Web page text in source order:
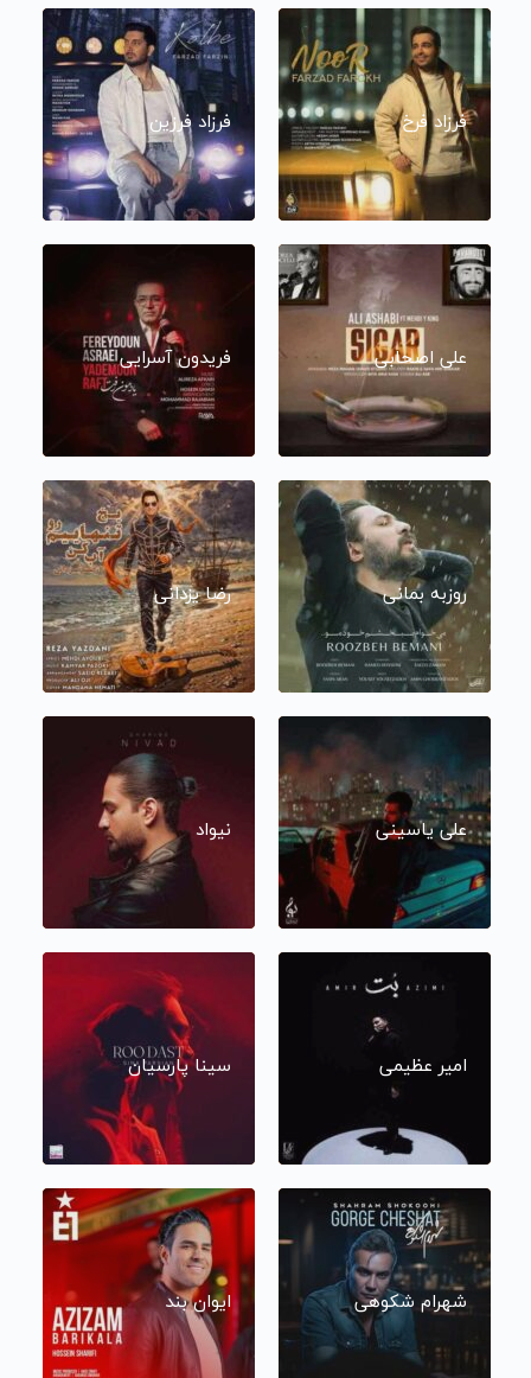
فرزاد فرخ فرزاد فرزین
علی اصحابی فریدون آسرایی
روزبه بمانی رضا یزدانی
علی یاسینی نیواد
امیر عظیمی سینا پارسیان
شهرام شکوهی ایوان بند